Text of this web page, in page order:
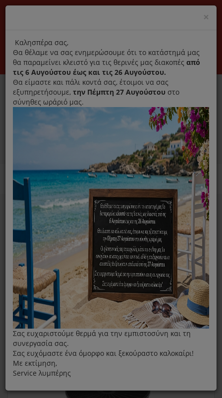
Αποκλειστικά γνήσια ανταλλακτικά
Σύνδεση Εγγραφή Εταιρεία Επικοινωνία
0
Ανταλλακτικά ηλεκτρικών συσκευών MENU
Home Απορροφητήρας
Φίλτρα Απορροφητήρα
Σετ Φίλτρων Άνθρακα P1619 Για Απορροφητήρες Davoline
×
title
Καλησπέρα σας,
Θα θέλαμε να σας ενημερώσουμε ότι το κατάστημά μας
θα παραμείνει κλειστό για τις θερινές μας διακοπές από
τις 6 Αυγούστου έως και τις 26 Αυγούστου.
Θα είμαστε και πάλι κοντά σας, έτοιμοι να σας
εξυπηρετήσουμε, την Πέμπτη 27 Αυγούστου στο
σύνηθες ωράριό μας.
Σας ευχαριστούμε θερμά για την εμπιστοσύνη και τη
συνεργασία σας.
Σας ευχόμαστε ένα όμορφο και ξεκούραστο καλοκαίρι!
Με εκτίμηση,
Service λυμπέρης